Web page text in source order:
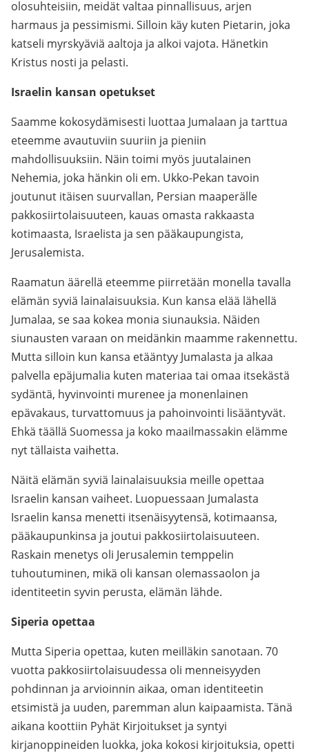
olosuhteisiin, meidät valtaa pinnallisuus, arjen
harmaus ja pessimismi. Silloin käy kuten Pietarin, joka
katseli myrskyäviä aaltoja ja alkoi vajota. Hänetkin
Kristus nosti ja pelasti.
Israelin kansan opetukset
Saamme kokosydämisesti luottaa Jumalaan ja tarttua
eteemme avautuviin suuriin ja pieniin
mahdollisuuksiin. Näin toimi myös juutalainen
Nehemia, joka hänkin oli em. Ukko-Pekan tavoin
joutunut itäisen suurvallan, Persian maaperälle
pakkosiirtolaisuuteen, kauas omasta rakkaasta
kotimaasta, Israelista ja sen pääkaupungista,
Jerusalemista.
Raamatun äärellä eteemme piirretään monella tavalla
elämän syviä lainalaisuuksia. Kun kansa elää lähellä
Jumalaa, se saa kokea monia siunauksia. Näiden
siunausten varaan on meidänkin maamme rakennettu.
Mutta silloin kun kansa etääntyy Jumalasta ja alkaa
palvella epäjumalia kuten materiaa tai omaa itsekästä
sydäntä, hyvinvointi murenee ja monenlainen
epävakaus, turvattomuus ja pahoinvointi lisääntyvät.
Ehkä täällä Suomessa ja koko maailmassakin elämme
nyt tällaista vaihetta.
Näitä elämän syviä lainalaisuuksia meille opettaa
Israelin kansan vaiheet. Luopuessaan Jumalasta
Israelin kansa menetti itsenäisyytensä, kotimaansa,
pääkaupunkinsa ja joutui pakkosiirtolaisuuteen.
Raskain menetys oli Jerusalemin temppelin
tuhoutuminen, mikä oli kansan olemassaolon ja
identiteetin syvin perusta, elämän lähde.
Siperia opettaa
Mutta Siperia opettaa, kuten meilläkin sanotaan. 70
vuotta pakkosiirtolaisuudessa oli menneisyyden
pohdinnan ja arvioinnin aikaa, oman identiteetin
etsimistä ja uuden, paremman alun kaipaamista. Tänä
aikana koottiin Pyhät Kirjoitukset ja syntyi
kirjanoppineiden luokka, joka kokosi kirjoituksia, opetti